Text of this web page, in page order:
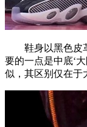
鞋身以黑色皮革
要的一点是中底‘
似，其区别仅在于